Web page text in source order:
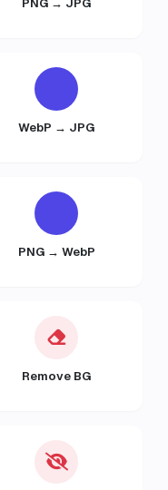
PNG → JPG
WebP → JPG
PNG → WebP
Remove BG